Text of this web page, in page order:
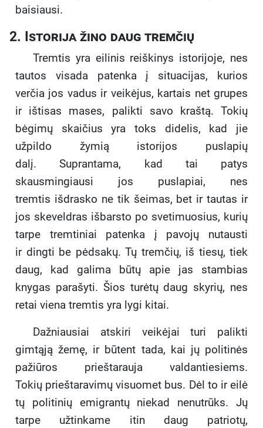
baisiausi.
2. Istorija žino daug tremčių
Tremtis yra eilinis reiškinys istorijoje, nes
tautos visada patenka į situacijas, kurios
verčia jos vadus ir veikėjus, kartais net grupes
ir ištisas mases, palikti savo kraštą. Tokių
bėgimų skaičius yra toks didelis, kad jie
užpildo žymią istorijos puslapių
dalį. Suprantama, kad tai patys
skausmingiausi jos puslapiai, nes
tremtis išdrasko ne tik šeimas, bet ir tautas ir
jos skeveldras išbarsto po svetimuosius, kurių
tarpe tremtiniai patenka į pavojų nutausti
ir dingti be pėdsakų. Tų tremčių, iš tiesų, tiek
daug, kad galima būtų apie jas stambias
knygas parašyti. Šios turėtų daug skyrių, nes
retai viena tremtis yra lygi kitai.
Dažniausiai atskiri veikėjai turi palikti
gimtąją žemę, ir būtent tada, kai jų politinės
pažiūros prieštarauja valdantiesiems.
Tokių prieštaravimų visuomet bus. Dėl to ir eilė
tų politinių emigrantų niekad nenutrūks. Jų
tarpe užtinkame itin daug patriotų,